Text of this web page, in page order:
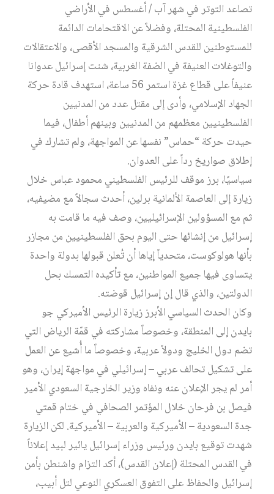
تصاعد التوتر في شهر آب / أغسطس في الأراضي
الفلسطينية المحتلة، وفضلاً عن الاقتحامات الدائمة
للمستوطنين للقدس الشرقية والمسجد الأقصى، والاعتقالات
والتوغلات العنيفة في الضفة الغربية، شنت إسرائيل عدوانا
عنيفاً على قطاع غزة استمر 56 ساعة، استهدف قادة حركة
الجهاد الإسلامي، وأدى إلى مقتل عدد من المدنيين
الفلسطينيين معظمهم من المدنيين وبينهم أطفال، فيما
حيدت حركة “حماس” نفسها عن المواجهة، ولم تشارك في
إطلاق صواريخ رداً على العدوان.
سياسيًا، برز موقف للرئيس الفلسطيني محمود عباس خلال
زيارة إلى العاصمة الألمانية برلين، أحدث سجالاً مع مضيفيه،
ثم مع المسؤولين الإسرائيليين، وصف فيه ما قامت به
إسرائيل من إنشائها حتى اليوم بحق الفلسطينيين من مجازر
بأنها هولوكوست، متحدياً إياها أن تُعلن قبولها بدولة واحدة
يتساوى فيها جميع المواطنين، مع تأكيده التمسك بحل
الدولتين، والذي قال إن إسرائيل قوضته.
وكان الحدث السياسي الأبرز زيارة الرئيس الأميركي جو
بايدن إلى المنطقة، وخصوصاً مشاركته في قمّة الرياض التي
تضم دول الخليج ودولاً عربية، وخصوصاً ما أُشيع عن العمل
على تشكيل تحالف عربي – إسرائيلي في مواجهة إيران، وهو
أمر لم يجر الإعلان عنه ونفاه وزير الخارجية السعودي الأمير
فيصل بن فرحان خلال المؤتمر الصحافي في ختام قمتي
جدة السعودية – الأميركية والعربية – الأميركية. لكن الزيارة
شهدت توقيع بايدن ورئيس وزراء إسرائيل يائير لبيد إعلاناً
في القدس المحتلة (إعلان القدس)، أكد التزام واشنطن بأمن
إسرائيل والحفاظ على التفوق العسكري النوعي لتل أبيب،